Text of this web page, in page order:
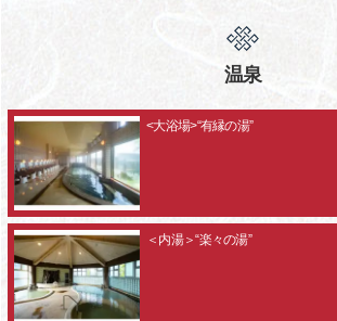
温泉
<大浴場>“有縁の湯”
＜内湯＞“楽々の湯”